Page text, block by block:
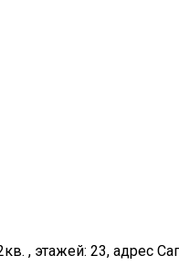
, этажей: 23, адрес